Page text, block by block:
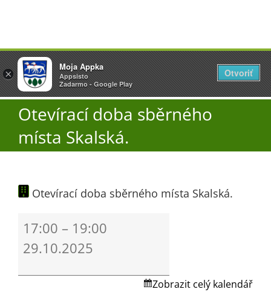
Přeskočit
na
obsah
Úřad
O obci
Aktuality
Turistika
Otevírací doba sběrného
místa Skalská.
Otevírací doba sběrného místa Skalská.
doba
sběrného
Skalská.
17:00 – 19:00
29.10.2025
Zobrazit celý kalendář
×
Vyžlovka
AppSisto
- In Google Play
Otevřít
×
Moja Appka
Appsisto
Zadarmo - Google Play
Otvoriť